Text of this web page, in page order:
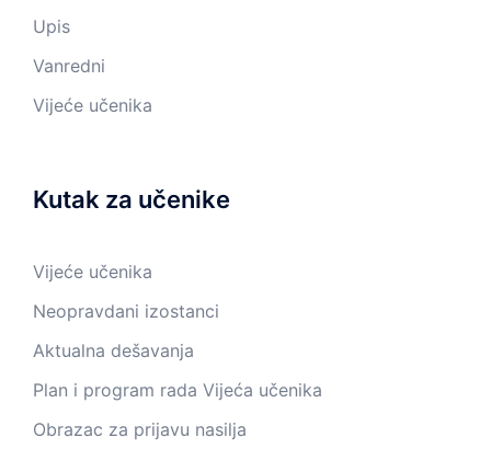
Upis
Vanredni
Vijeće učenika
Kutak za učenike
Vijeće učenika
Neopravdani izostanci
Aktualna dešavanja
Plan i program rada Vijeća učenika
Obrazac za prijavu nasilja